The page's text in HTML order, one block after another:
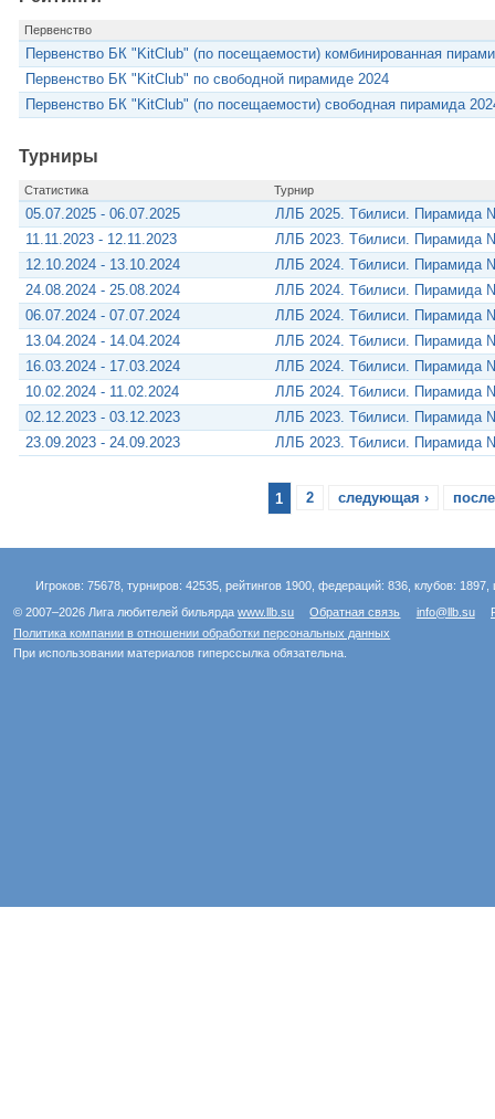
Первенство
Первенство БК "KitClub" (по посещаемости) комбинированная
Первенство БК "KitClub" по свободной пирамиде 2024
Первенство БК "KitClub" (по посещаемости) свободная пирамида
Турниры
Статистика Турнир
05.07.2025 - 06.07.2025
ЛЛБ 2025. Тбилиси. Пирамида
11.11.2023 - 12.11.2023
ЛЛБ 2023. Тбилиси. Пирамида
12.10.2024 - 13.10.2024
ЛЛБ 2024. Тбилиси. Пирамида
24.08.2024 - 25.08.2024
ЛЛБ 2024. Тбилиси. Пирамида
06.07.2024 - 07.07.2024
ЛЛБ 2024. Тбилиси. Пирамида
13.04.2024 - 14.04.2024
ЛЛБ 2024. Тбилиси. Пирамида
16.03.2024 - 17.03.2024
ЛЛБ 2024. Тбилиси. Пирамида
10.02.2024 - 11.02.2024
ЛЛБ 2024. Тбилиси. Пирамида
02.12.2023 - 03.12.2023
ЛЛБ 2023. Тбилиси. Пирамида
23.09.2023 - 24.09.2023
ЛЛБ 2023. Тбилиси. Пирамида
1 2 следующая ›
Игроков: 75678, турниров: 42535, рейтингов 1900, федераций: 836, клубов:
© 2007–2026 Лига любителей бильярдаwww.llb.su Обратная связь info@llb.su
Политика компании в отношении обработки персональных данных
При использовании материалов гиперссылка обязательна.